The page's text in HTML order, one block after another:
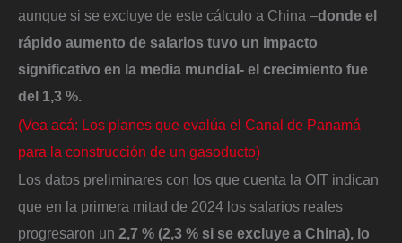
aunque si se excluye de este cálculo a China –donde el
rápido aumento de salarios tuvo un impacto
significativo en la media mundial- el crecimiento fue
del 1,3 %.
(Vea acá: Los planes que evalúa el Canal de Panamá
para la construcción de un gasoducto)
Los datos preliminares con los que cuenta la OIT indican
que en la primera mitad de 2024 los salarios reales
progresaron un 2,7 % (2,3 % si se excluye a China), lo